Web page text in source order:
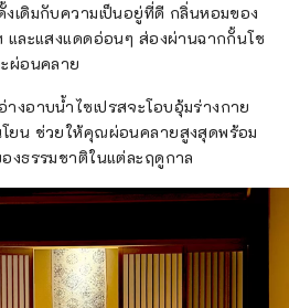
เดิมกับความเป็นอยู่ที่ดี กลิ่นหอมของ
และแสงแดดอ่อนๆ ส่องผ่านฉากกั้นโช
ผ่อนคลาย
งอาบน้ำไซเปรสจะโอบอุ้มร่างกาย
ยน ช่วยให้คุณผ่อนคลายสูงสุดพร้อม
งธรรมชาติในแต่ละฤดูกาล